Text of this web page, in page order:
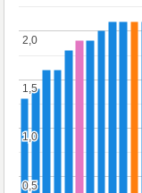
0,5
0,5
1,0
1,0
1,5
1,5
2,0
2,0